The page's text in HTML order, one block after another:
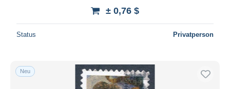
± 0,76 $
Status Privatperson
Neu